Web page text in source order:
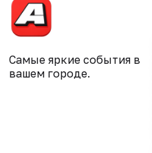
Самые яркие события в
вашем городе.